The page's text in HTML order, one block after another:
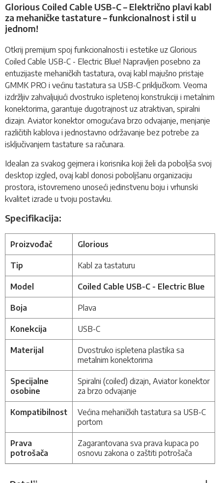
Glorious Coiled Cable USB-C – Električno plavi kabl
za mehaničke tastature – funkcionalnost i stil u
jednom!
Otkrij premijum spoj funkcionalnosti i estetike uz Glorious
Coiled Cable USB-C - Electric Blue! Napravljen posebno za
entuzijaste mehaničkih tastatura, ovaj kabl majušno pristaje
GMMK PRO i većinu tastatura sa USB-C priključkom. Veoma
izdržljiv zahvaljujući dvostruko ispletenoj konstrukciji i metalnim
konektorima, garantuje dugotrajnost uz atraktivan, spiralni
dizajn. Aviator konektor omogućava brzo odvajanje, menjanje
različitih kablova i jednostavno održavanje bez potrebe za
isključivanjem tastature sa računara.
Idealan za svakog gejmera i korisnika koji želi da poboljša svoj
desktop izgled, ovaj kabl donosi poboljšanu organizaciju
prostora, istovremeno unoseći jedinstvenu boju i vrhunski
kvalitet izrade u tvoju postavku.
Specifikacija:
Proizvođač Glorious
Tip Kabl za tastaturu
Model Coiled Cable USB-C - Electric Blue
Boja Plava
Konekcija USB-C
Materijal
Dvostruko ispletena plastika sa
metalnim konektorima
Specijalne
osobine
Spiralni (coiled) dizajn, Aviator konektor
za brzo odvajanje
Kompatibilnost
Većina mehaničkih tastatura sa USB-C
portom
Prava
potrošača
Zagarantovana sva prava kupaca po
osnovu zakona o zaštiti potrošača